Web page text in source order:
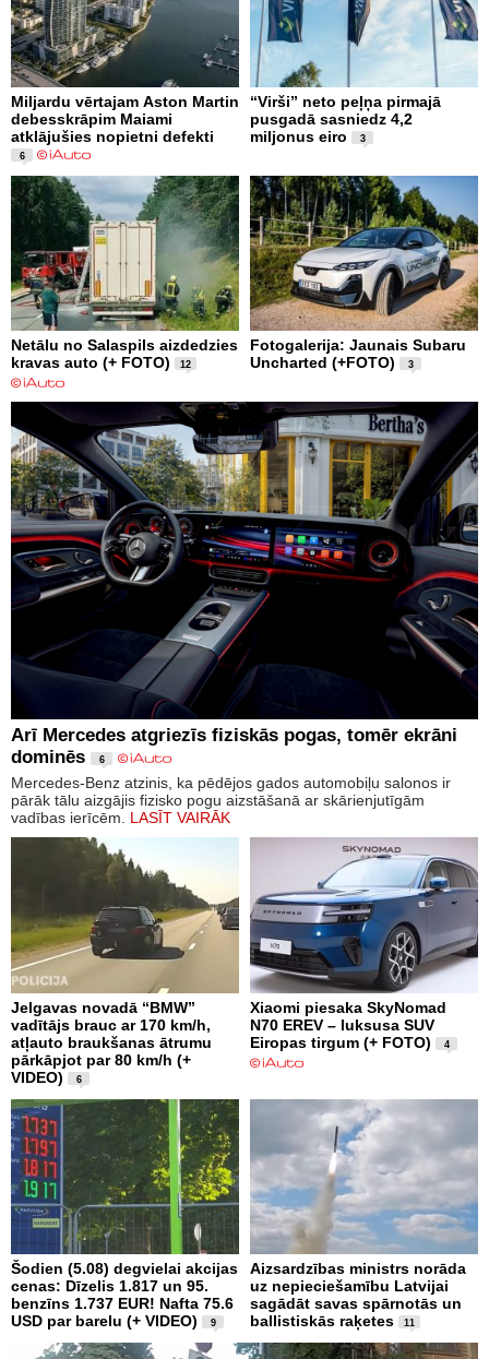
Miljardu vērtajam Aston Martin
debesskrāpim Maiami
atklājušies nopietni defekti
6
“Virši” neto peļņa pirmajā
pusgadā sasniedz 4,2
miljonus eiro
3
Netālu no Salaspils aizdedzies
kravas auto (+ FOTO)
12
Fotogalerija: Jaunais Subaru
Uncharted (+FOTO)
3
Arī Mercedes atgriezīs fiziskās pogas, tomēr ekrāni
dominēs
6
Mercedes-Benz atzinis, ka pēdējos gados automobiļu salonos ir
pārāk tālu aizgājis fizisko pogu aizstāšanā ar skārienjutīgām
vadības ierīcēm. LASĪT VAIRĀK
Jelgavas novadā “BMW”
vadītājs brauc ar 170 km/h,
atļauto braukšanas ātrumu
pārkāpjot par 80 km/h (+
VIDEO)
6
Xiaomi piesaka SkyNomad
N70 EREV – luksusa SUV
Eiropas tirgum (+ FOTO)
4
Šodien (5.08) degvielai akcijas
cenas: Dīzelis 1.817 un 95.
benzīns 1.737 EUR! Nafta 75.6
USD par barelu (+ VIDEO)
9
Aizsardzības ministrs norāda
uz nepieciešamību Latvijai
sagādāt savas spārnotās un
ballistiskās raķetes
11